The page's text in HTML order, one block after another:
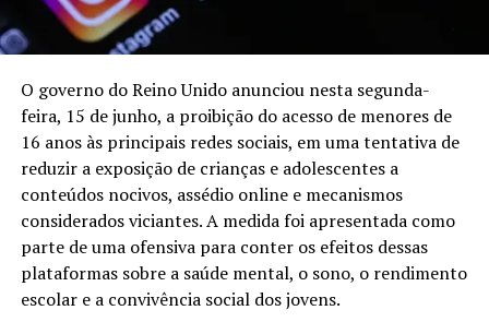
Em São Paulo, a FonIA criou um prontuário inteligente
para fonoaudiólogos. O sistema converte relatos
clínicos em registros estruturados e reduz o período
dedicado à documentação dos atendimentos.
Vendas, marketing e relacionamento com clientes
também estão entre as áreas atendidas. A Lucy AI cria
campanhas de divulgação para pequenas empresas,
enquanto a Plugflow IA reúne atendimento por
WhatsApp, gestão de clientes e automações comerciais
em uma única plataforma.
O governo do Reino Unido anunciou nesta segunda-
feira, 15 de junho, a proibição do acesso de menores de
16 anos às principais redes sociais, em uma tentativa de
reduzir a exposição de crianças e adolescentes a
conteúdos nocivos, assédio online e mecanismos
considerados viciantes. A medida foi apresentada como
parte de uma ofensiva para conter os efeitos dessas
plataformas sobre a saúde mental, o sono, o rendimento
escolar e a convivência social dos jovens.